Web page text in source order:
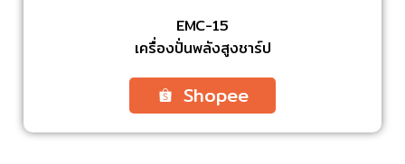
EMC-15
เครื่องปั่นพลังสูงชาร์ป
Shopee